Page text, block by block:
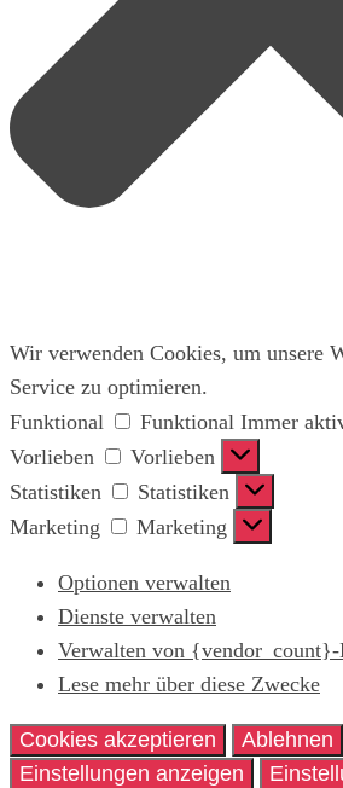
Wir verwenden Cookies, um unsere
Service zu optimieren.
Funktional
Funktional Immer
Vorlieben
Vorlieben
Statistiken
Statistiken
Marketing
Marketing
Optionen verwalten
Dienste verwalten
Verwalten von
Lese mehr über diese Zwecke
Cookies akzeptieren
Ablehnen
Einstellungen anzeigen